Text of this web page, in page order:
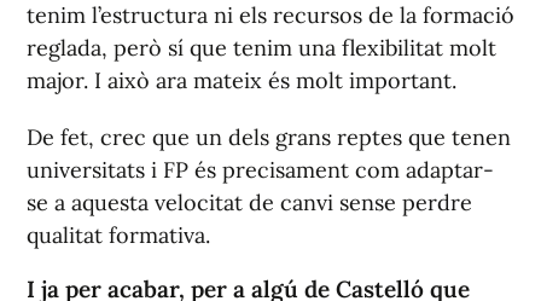
tenim l’estructura ni els recursos de la formació
reglada, però sí que tenim una flexibilitat molt
major. I això ara mateix és molt important.
De fet, crec que un dels grans reptes que tenen
universitats i FP és precisament com adaptar-
se a aquesta velocitat de canvi sense perdre
qualitat formativa.
I ja per acabar, per a algú de Castelló que